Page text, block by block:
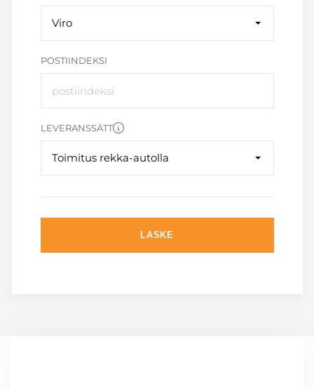
Viro
POSTIINDEKSI
LEVERANSSÄTT
Toimitus rekka-autolla
LASKE